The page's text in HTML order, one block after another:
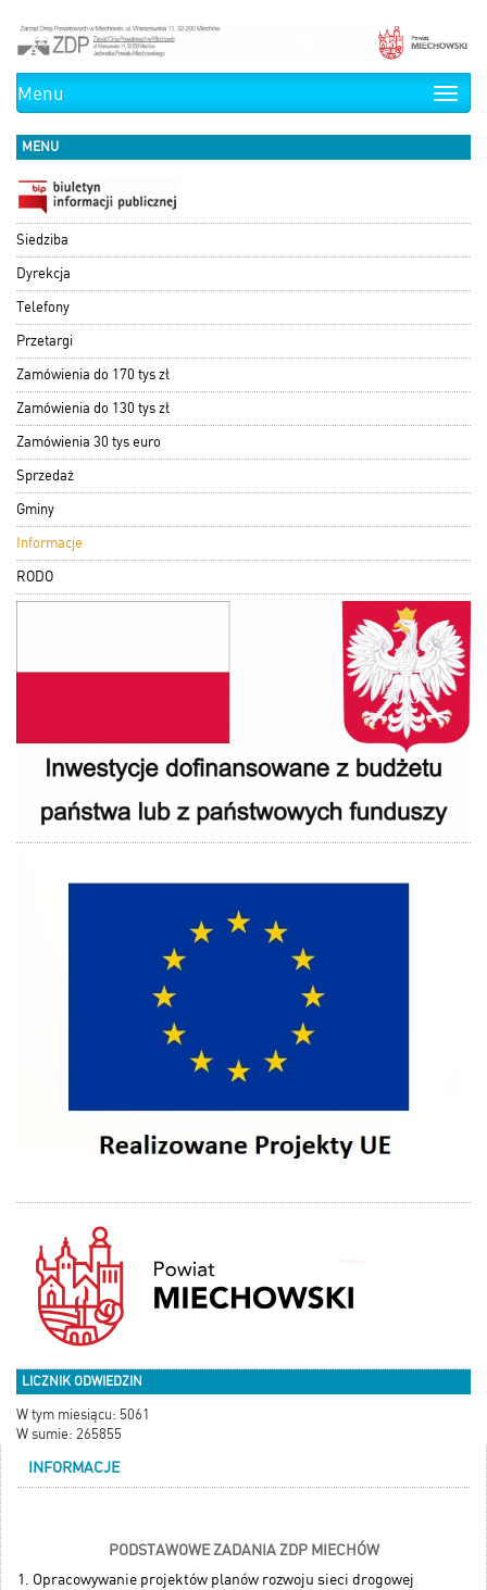
Toggle
Menu
MENU
Siedziba
Dyrekcja
Telefony
Przetargi
Zamówienia do 170 tys zł
Zamówienia do 130 tys zł
Zamówienia 30 tys euro
Sprzedaż
Gminy
Informacje
RODO
LICZNIK ODWIEDZIN
W tym miesiącu: 5061
W sumie: 265855
INFORMACJE
PODSTAWOWE ZADANIA ZDP MIECHÓW
1. Opracowywanie projektów planów rozwoju sieci drogowej